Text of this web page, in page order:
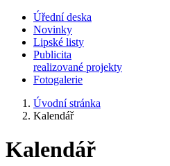
Úřední deska
Novinky
Lipské listy
Publicita
realizované projekty
Fotogalerie
Úvodní stránka
Kalendář
Kalendář